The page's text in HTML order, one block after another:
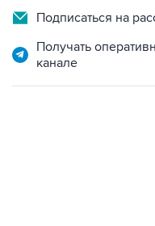
Подписаться на
Получать
канале